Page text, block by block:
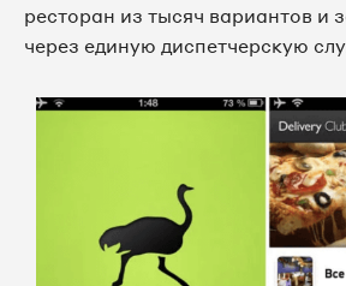
ресторан из тысяч вариантов и
через единую диспетчерскую